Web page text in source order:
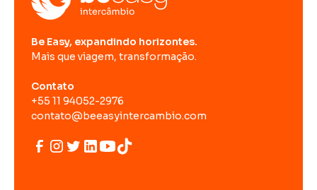
Be Easy, expandindo horizontes.
Mais que viagem, transformação.
Contato
+55 11 94052-2976
contato@beeasyintercambio.com